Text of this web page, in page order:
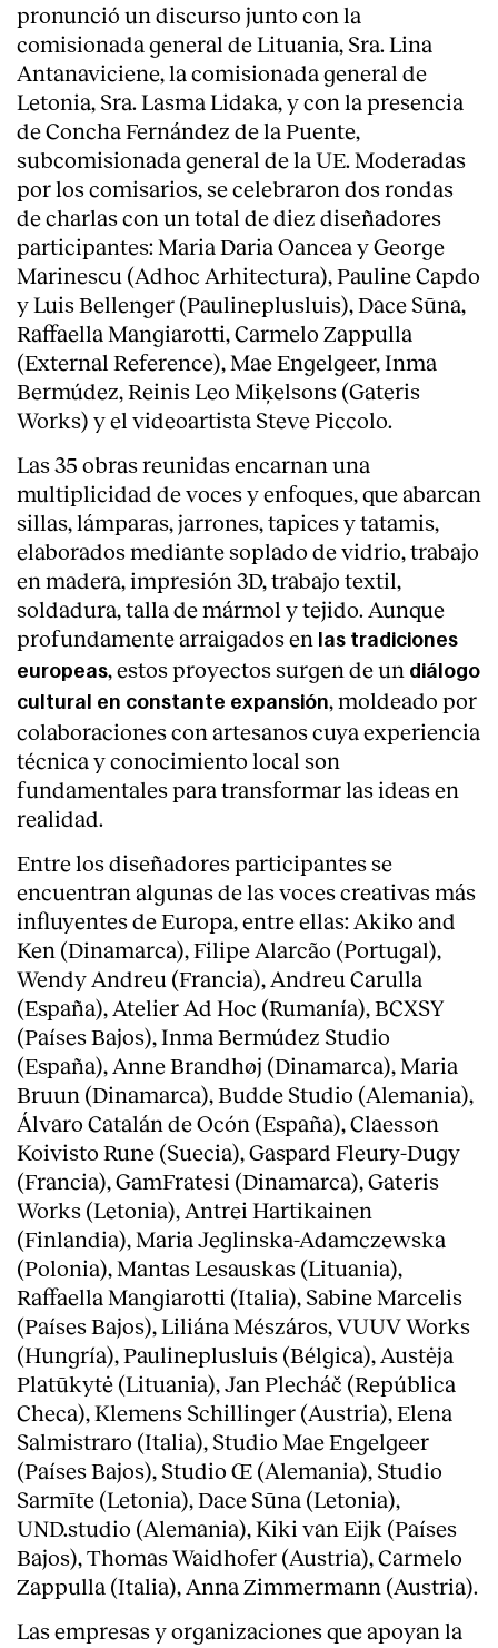
pronunció un discurso junto con la
comisionada general de Lituania, Sra. Lina
Antanaviciene, la comisionada general de
Letonia, Sra. Lasma Lidaka, y con la presencia
de Concha Fernández de la Puente,
subcomisionada general de la UE. Moderadas
por los comisarios, se celebraron dos rondas
de charlas con un total de diez diseñadores
participantes: Maria Daria Oancea y George
Marinescu (Adhoc Arhitectura), Pauline Capdo
y Luis Bellenger (Paulineplusluis), Dace Sūna,
Raffaella Mangiarotti, Carmelo Zappulla
(External Reference), Mae Engelgeer, Inma
Bermúdez, Reinis Leo Miķelsons (Gateris
Works) y el videoartista Steve Piccolo.
Las 35 obras reunidas encarnan una
multiplicidad de voces y enfoques, que abarcan
sillas, lámparas, jarrones, tapices y tatamis,
elaborados mediante soplado de vidrio, trabajo
en madera, impresión 3D, trabajo textil,
soldadura, talla de mármol y tejido. Aunque
profundamente arraigados en las tradiciones
europeas, estos proyectos surgen de un diálogo
cultural en constante expansión, moldeado por
colaboraciones con artesanos cuya experiencia
técnica y conocimiento local son
fundamentales para transformar las ideas en
realidad.
Entre los diseñadores participantes se
encuentran algunas de las voces creativas más
influyentes de Europa, entre ellas: Akiko and
Ken (Dinamarca), Filipe Alarcão (Portugal),
Wendy Andreu (Francia), Andreu Carulla
(España), Atelier Ad Hoc (Rumanía), BCXSY
(Países Bajos), Inma Bermúdez Studio
(España), Anne Brandhøj (Dinamarca), Maria
Bruun (Dinamarca), Budde Studio (Alemania),
Álvaro Catalán de Ocón (España), Claesson
Koivisto Rune (Suecia), Gaspard Fleury-Dugy
(Francia), GamFratesi (Dinamarca), Gateris
Works (Letonia), Antrei Hartikainen
(Finlandia), Maria Jeglinska-Adamczewska
(Polonia), Mantas Lesauskas (Lituania),
Raffaella Mangiarotti (Italia), Sabine Marcelis
(Países Bajos), Liliána Mészáros, VUUV Works
(Hungría), Paulineplusluis (Bélgica), Austėja
Platūkytė (Lituania), Jan Plecháč (República
Checa), Klemens Schillinger (Austria), Elena
Salmistraro (Italia), Studio Mae Engelgeer
(Países Bajos), Studio Œ (Alemania), Studio
Sarmīte (Letonia), Dace Sūna (Letonia),
UND.studio (Alemania), Kiki van Eijk (Países
Bajos), Thomas Waidhofer (Austria), Carmelo
Zappulla (Italia), Anna Zimmermann (Austria).
Las empresas y organizaciones que apoyan la